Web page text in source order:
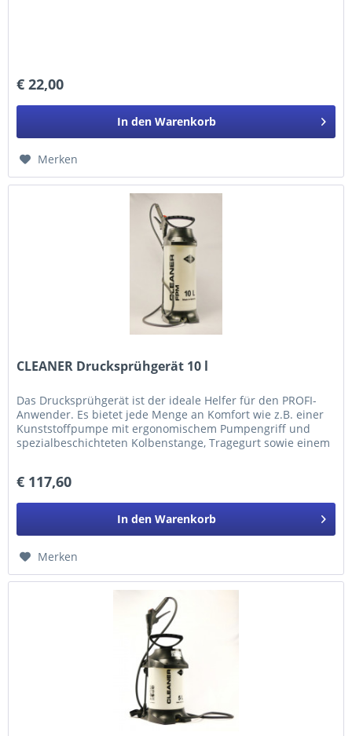
€ 22,00
In den Warenkorb
Merken
CLEANER Drucksprühgerät 10 l
Das Drucksprühgerät ist der ideale Helfer für den PROFI-
Anwender. Es bietet jede Menge an Komfort wie z.B. einer
Kunststoffpumpe mit ergonomischem Pumpengriff und
spezialbeschichteten Kolbenstange, Tragegurt sowie einem
€ 117,60
In den Warenkorb
Merken